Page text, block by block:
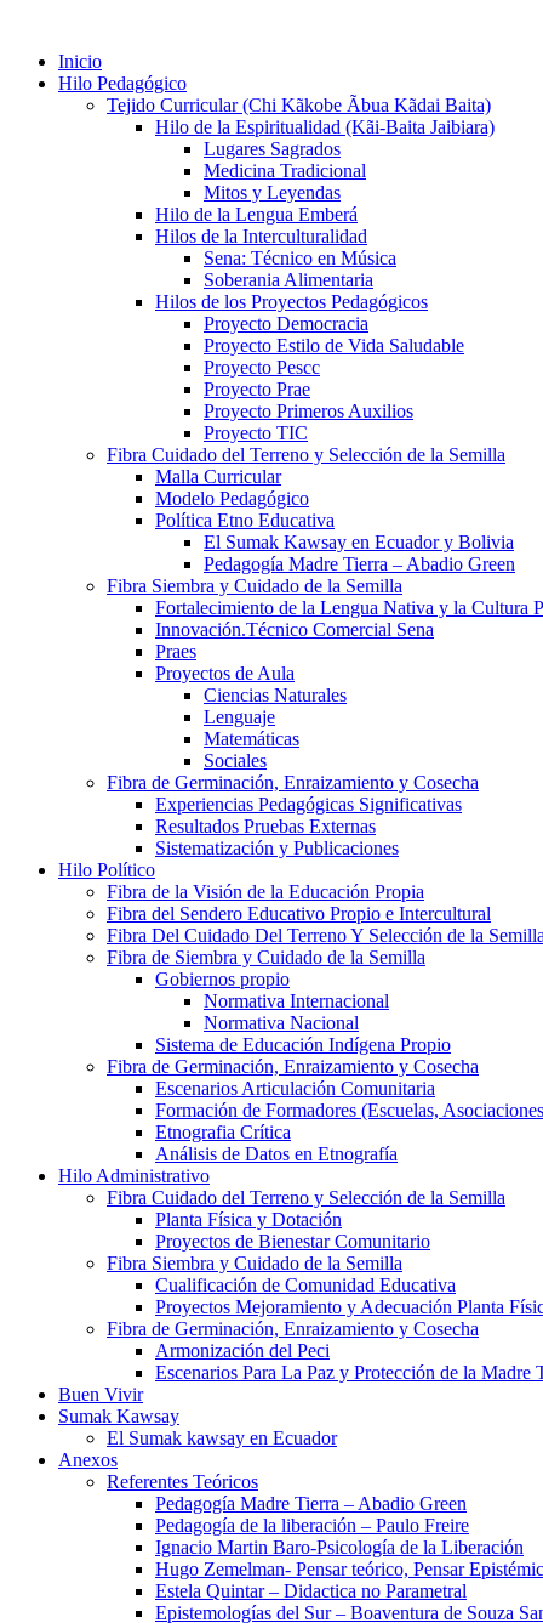
Inicio
Hilo Pedagógico
Tejido Curricular (Chi Kãkobe Ãbua Kãdai Baita)
Hilo de la Espiritualidad (Kãi-Baita Jaibiara)
Lugares Sagrados
Medicina Tradicional
Mitos y Leyendas
Hilo de la Lengua Emberá
Hilos de la Interculturalidad
Sena: Técnico en Música
Soberania Alimentaria
Hilos de los Proyectos Pedagógicos
Proyecto Democracia
Proyecto Estilo de Vida Saludable
Proyecto Pescc
Proyecto Prae
Proyecto Primeros Auxilios
Proyecto TIC
Fibra Cuidado del Terreno y Selección de la Semilla
Malla Curricular
Modelo Pedagógico
Política Etno Educativa
El Sumak Kawsay en Ecuador y Bolivia
Pedagogía Madre Tierra – Abadio Green
Fibra Siembra y Cuidado de la Semilla
Fortalecimiento de la Lengua Nativa y la Cultura
Innovación.Técnico Comercial Sena
Praes
Proyectos de Aula
Ciencias Naturales
Lenguaje
Matemáticas
Sociales
Fibra de Germinación, Enraizamiento y Cosecha
Experiencias Pedagógicas Significativas
Resultados Pruebas Externas
Sistematización y Publicaciones
Hilo Político
Fibra de la Visión de la Educación Propia
Fibra del Sendero Educativo Propio e Intercultural
Fibra Del Cuidado Del Terreno Y Selección de la Semilla
Fibra de Siembra y Cuidado de la Semilla
Gobiernos propio
Normativa Internacional
Normativa Nacional
Sistema de Educación Indígena Propio
Fibra de Germinación, Enraizamiento y Cosecha
Escenarios Articulación Comunitaria
Formación de Formadores (Escuelas,
Etnografia Crítica
Análisis de Datos en Etnografía
Hilo Administrativo
Fibra Cuidado del Terreno y Selección de la Semilla
Planta Física y Dotación
Proyectos de Bienestar Comunitario
Fibra Siembra y Cuidado de la Semilla
Cualificación de Comunidad Educativa
Proyectos Mejoramiento y Adecuación Planta
Fibra de Germinación, Enraizamiento y Cosecha
Armonización del Peci
Escenarios Para La Paz y Protección de la Madre
Buen Vivir
Sumak Kawsay
El Sumak kawsay en Ecuador
Anexos
Referentes Teóricos
Pedagogía Madre Tierra – Abadio Green
Pedagogía de la liberación – Paulo Freire
Ignacio Martin Baro-Psicología de la Liberación
Hugo Zemelman- Pensar teórico, Pensar
Estela Quintar – Didactica no Parametral
Epistemologías del Sur – Boaventura de Souza